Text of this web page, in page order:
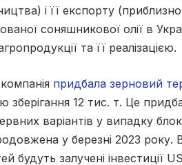
і її експорту
соняшникової олії в
та її реалізацією.
придбала зерновий
12 тис. т. Це
варіантів у випадку
у березні 2023 року.
будуть залучені інвестиції